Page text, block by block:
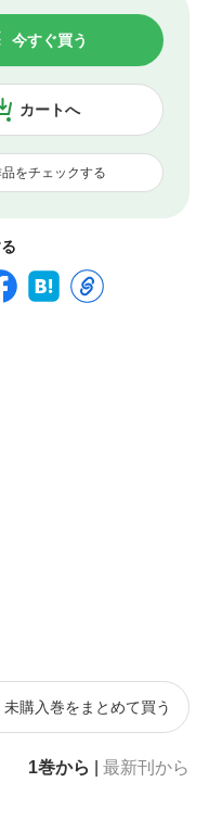
カートへ
今すぐ買う
をチェックする
未購入巻をまとめて買う
1巻から 最新刊から